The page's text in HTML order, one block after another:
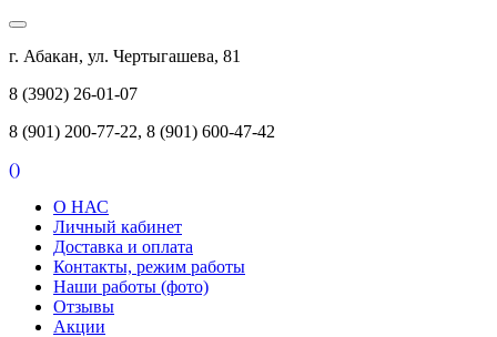
г. Абакан, ул. Чертыгашева, 81
8 (3902) 26-01-07
8 (901) 200-77-22, 8 (901) 600-47-42
()
О НАС
Личный кабинет
Доставка и оплата
Контакты, режим работы
Наши работы (фото)
Отзывы
Акции